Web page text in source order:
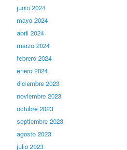
junio 2024
mayo 2024
abril 2024
marzo 2024
febrero 2024
enero 2024
diciembre 2023
noviembre 2023
octubre 2023
septiembre 2023
agosto 2023
julio 2023